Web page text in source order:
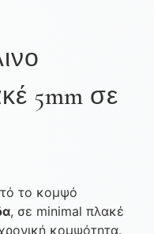
5mm σε
το κομψό
, σε minimal πλακέ
κομψότητα.